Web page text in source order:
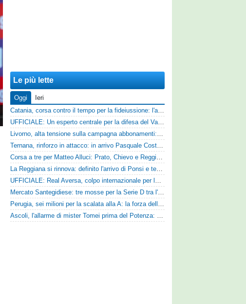
Le più lette
Oggi
Ieri
Catania, corsa contro il tempo per la fideiussione: l'annuncio della società e le ragioni dello slittamento
UFFICIALE: Un esperto centrale per la difesa del Vado
Livorno, alta tensione sulla campagna abbonamenti: la stoccata della Curva Nord alla società
Ternana, rinforzo in attacco: in arrivo Pasquale Costanzo dalla Paganese
Corsa a tre per Matteo Alluci: Prato, Chievo e Reggina sul centrocampista
La Reggiana si rinnova: definito l'arrivo di Ponsi e test con l'Alcione
UFFICIALE: Real Aversa, colpo internazionale per la difesa
Mercato Santegidiese: tre mosse per la Serie D tra l'ingaggio di Diakhate e due rinnovi chiave
Perugia, sei milioni per la scalata alla A: la forza della nuova societa e il progetto di Alessandro Gaucci
Ascoli, l'allarme di mister Tomei prima del Potenza: «Mettiamoci l'elmetto, l'obiettivo è la salvezza e non dobbiamo vendere fumo!»